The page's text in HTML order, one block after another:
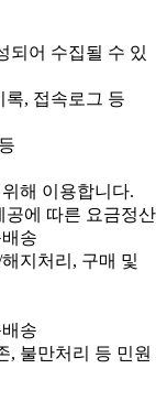
되어 수집될 수 있
록, 접속로그 등
해 이용합니다.
공에 따른 요금정산
송
지처리, 구매 및
송
, 불만처리 등 민원